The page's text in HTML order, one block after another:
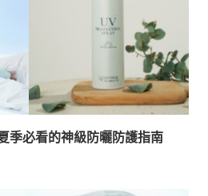
季必看的神級防曬防護指南